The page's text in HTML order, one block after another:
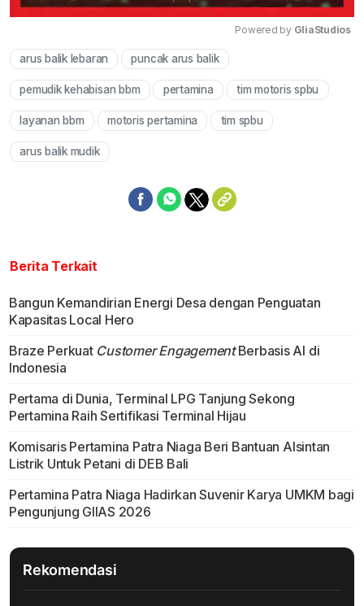
Powered by GliaStudios
arus balik lebaran puncak arus balik
pemudik kehabisan bbm pertamina tim motoris spbu
layanan bbm motoris pertamina tim spbu
arus balik mudik
Berita Terkait
Bangun Kemandirian Energi Desa dengan Penguatan
Kapasitas Local Hero
Braze Perkuat Customer EngagementBerbasis AI di
Indonesia
Pertama di Dunia, Terminal LPG Tanjung Sekong
Pertamina Raih Sertifikasi Terminal Hijau
Komisaris Pertamina Patra Niaga Beri Bantuan Alsintan
Listrik Untuk Petani di DEB Bali
Pertamina Patra Niaga Hadirkan Suvenir Karya UMKM bagi
Pengunjung GIIAS 2026
Rekomendasi